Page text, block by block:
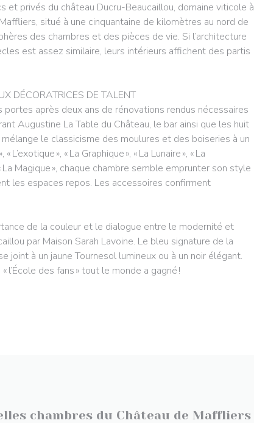
et privés du château Ducru-Beaucaillou, domaine viticole à
situé à une cinquantaine de kilomètres au nord de
des chambres et des pièces de vie. Si l’architecture
est assez similaire, leurs intérieurs affichent des partis
DÉCORATRICES DE TALENT
portes après deux ans de rénovations rendus nécessaires
Augustine La Table du Château, le bar ainsi que les huit
le classicisme des moulures et des boiseries à un
», « La Graphique », « La Lunaire », « La
La Magique », chaque chambre semble emprunter son style
les espaces repos. Les accessoires confirment
de la couleur et le dialogue entre le modernité et
par Maison Sarah Lavoine. Le bleu signature de la
joint à un jaune Tournesol lumineux ou à un noir élégant.
des fans » tout le monde a gagné !
chambres du Château de Maffliers